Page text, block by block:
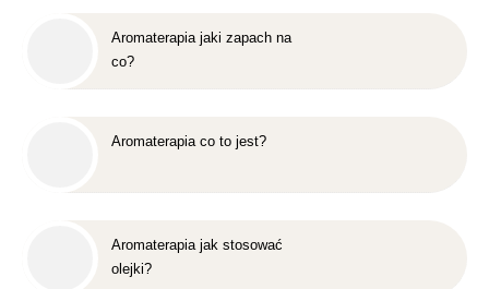
Aromaterapia jaki zapach na
co?
Aromaterapia co to jest?
Aromaterapia jak stosować
olejki?